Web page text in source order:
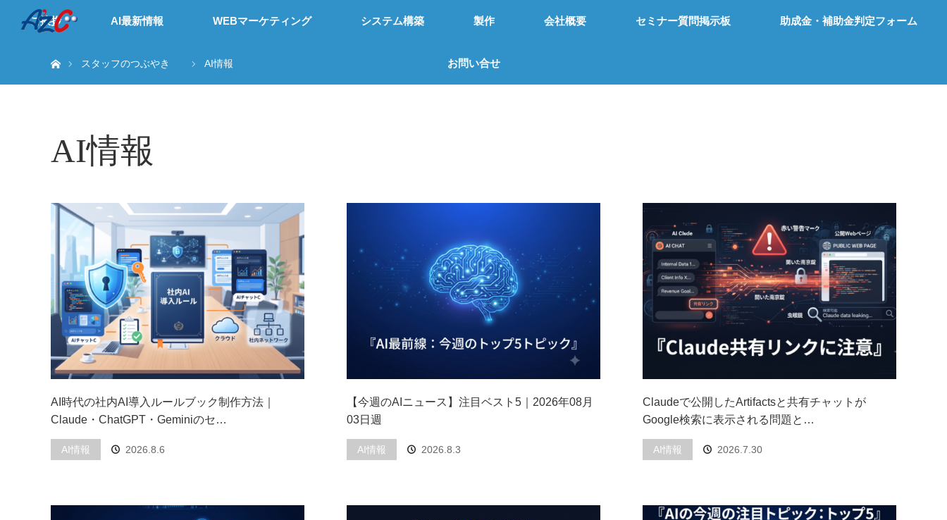
ご挨拶 AI最新情報 WEBマーケティング システム構築 製作 会社概要 セミナー質問掲示板 助成金・補助金判定フォーム
お問い合せ
スタッフのつぶやき
AI情報
AI情報
AI時代の社内AI導入ルールブック制作方法｜
Claude・ChatGPT・Geminiのセ…
AI情報 2026.8.6
【今週のAIニュース】注目ベスト5｜2026年08月
03日週
AI情報 2026.8.3
Claudeで公開したArtifactsと共有チャットが
Google検索に表示される問題と…
AI情報 2026.7.30